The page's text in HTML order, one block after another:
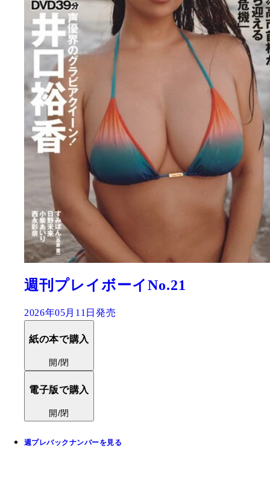
週刊プレイボーイNo.21
2026年05月11日発売
紙の本で購入
開/閉
電子版で購入
開/閉
週プレバックナンバーを見る